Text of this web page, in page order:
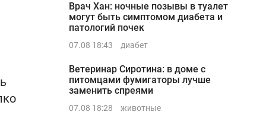
Врач Хан: ночные позывы в туалет
могут быть симптомом диабета и
патологий почек
07.08 18:43 диабет
Ветеринар Сиротина: в доме с
питомцами фумигаторы лучше
заменить спреями
07.08 18:28 животные